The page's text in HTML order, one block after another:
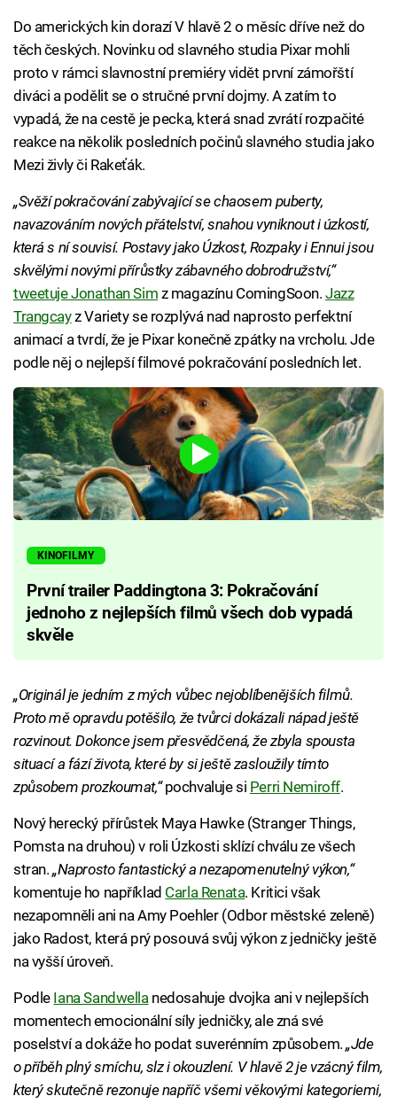
Do amerických kin dorazí V hlavě 2 o měsíc dříve než do
těch českých. Novinku od slavného studia Pixar mohli
proto v rámci slavnostní premiéry vidět první zámořští
diváci a podělit se o stručné první dojmy. A zatím to
vypadá, že na cestě je pecka, která snad zvrátí rozpačité
reakce na několik posledních počinů slavného studia jako
Mezi živly či Rakeťák.
„Svěží pokračování zabývající se chaosem puberty,
navazováním nových přátelství, snahou vyniknout i úzkostí,
která s ní souvisí. Postavy jako Úzkost, Rozpaky i Ennui jsou
skvělými novými přírůstky zábavného dobrodružství,“
tweetuje Jonathan Sim z magazínu ComingSoon.Jazz
Trangcayz Variety se rozplývá nad naprosto perfektní
animací a tvrdí, že je Pixar konečně zpátky na vrcholu. Jde
podle něj o nejlepší filmové pokračování posledních let.
KINOFILMY
První trailer Paddingtona 3: Pokračování
jednoho z nejlepších filmů všech dob vypadá
skvěle
„Originál je jedním z mých vůbec nejoblíbenějších filmů.
Proto mě opravdu potěšilo, že tvůrci dokázali nápad ještě
rozvinout. Dokonce jsem přesvědčená, že zbyla spousta
situací a fází života, které by si ještě zasloužily tímto
způsobem prozkoumat,“pochvaluje si Perri Nemiroff.
Nový herecký přírůstek Maya Hawke (Stranger Things,
Pomsta na druhou) v roli Úzkosti sklízí chválu ze všech
stran. „Naprosto fantastický a nezapomenutelný výkon,“
komentuje ho například Carla Renata. Kritici však
nezapomněli ani na Amy Poehler (Odbor městské zeleně)
jako Radost, která prý posouvá svůj výkon z jedničky ještě
na vyšší úroveň.
Podle Iana Sandwella nedosahuje dvojka ani v nejlepších
momentech emocionální síly jedničky, ale zná své
poselství a dokáže ho podat suverénním způsobem.„Jde
o příběh plný smíchu, slz i okouzlení. V hlavě 2 je vzácný film,
který skutečně rezonuje napříč všemi věkovými kategoriemi,